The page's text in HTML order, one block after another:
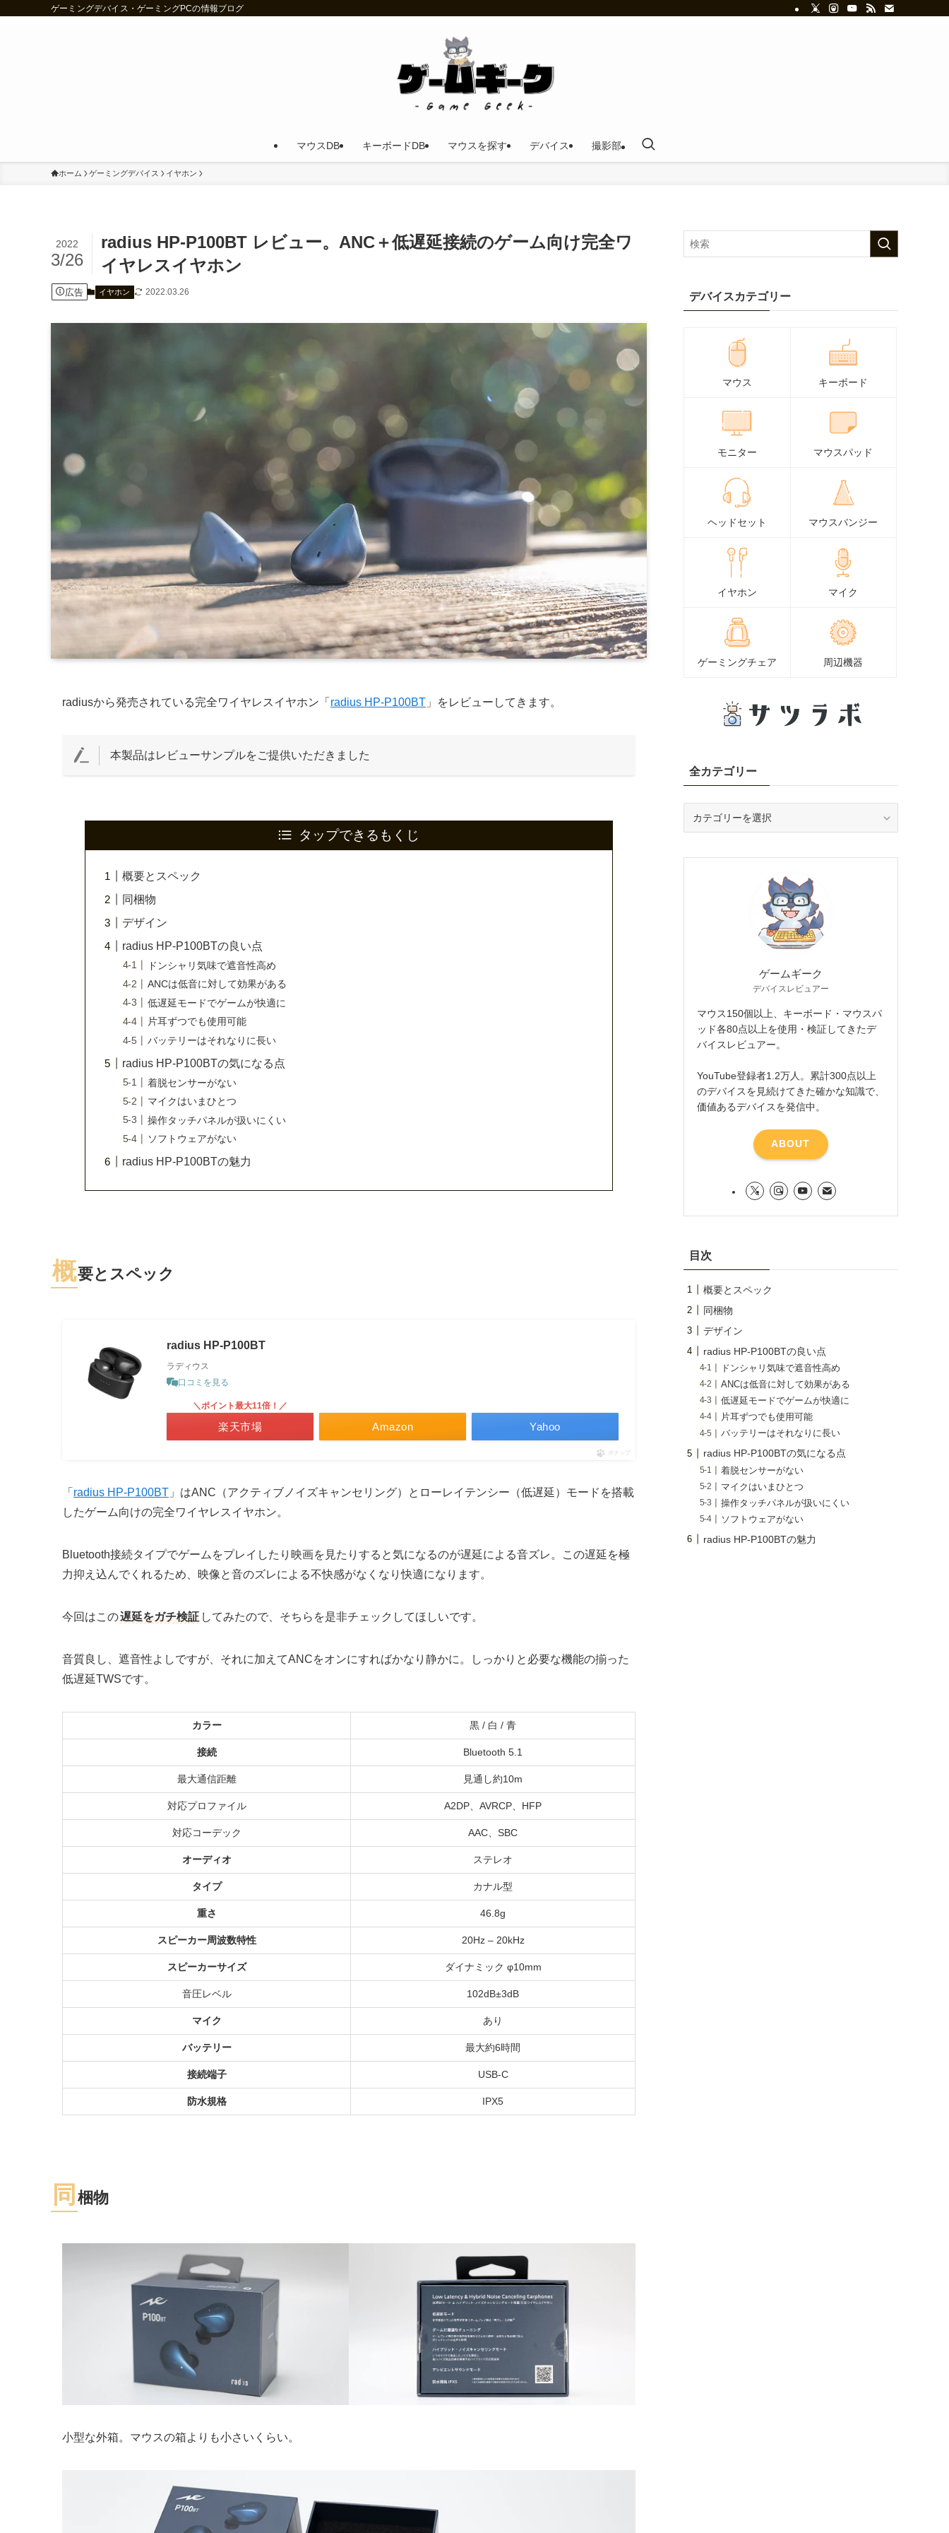
ゲーミングデバイス・ゲーミングPCの情報ブログ
マウスDB キーボードDB マウスを探す デバイス 撮影部
ホーム ゲーミングデバイス イヤホン
radius HP-P100BT レビュー。ANC＋低遅延接続のゲーム向け完全ワ
イヤレスイヤホン
2022
3/26
広告 イヤホン 2022.03.26
radiusから発売されている完全ワイヤレスイヤホン「 radius HP-P100BT 」をレビューしてきます。
本製品はレビューサンプルをご提供いただきました
タップできるもくじ
概要とスペック
同梱物
デザイン
radius HP-P100BTの良い点
ドンシャリ気味で遮音性高め
ANCは低音に対して効果がある
低遅延モードでゲームが快適に
片耳ずつでも使用可能
バッテリーはそれなりに長い
radius HP-P100BTの気になる点
着脱センサーがない
マイクはいまひとつ
操作タッチパネルが扱いにくい
ソフトウェアがない
radius HP-P100BTの魅力
概要とスペック
radius HP-P100BT
ラディウス
口コミを見る
Amazon
＼ポイント最大11倍！／
楽天市場 Yahoo
ポチップ
「 radius HP-P100BT 」はANC（アクティブノイズキャンセリング）とローレイテンシー（低遅延）モードを搭載
したゲーム向けの完全ワイヤレスイヤホン。
Bluetooth接続タイプでゲームをプレイしたり映画を見たりすると気になるのが遅延による音ズレ。この遅延を極
力抑え込んでくれるため、映像と音のズレによる不快感がなくなり快適になります。
今回はこの遅延をガチ検証 してみたので、そちらを是非チェックしてほしいです。
音質良し、遮音性よしですが、それに加えてANCをオンにすればかなり静かに。しっかりと必要な機能の揃った
低遅延TWSです。
カラー 黒 / 白 / 青
接続 Bluetooth 5.1
最大通信距離 見通し約10m
対応プロファイル A2DP、AVRCP、HFP
対応コーデック AAC、SBC
オーディオ ステレオ
タイプ カナル型
重さ 46.8g
スピーカー周波数特性 20Hz – 20kHz
スピーカーサイズ ダイナミック φ10mm
音圧レベル 102dB±3dB
マイク あり
バッテリー 最大約6時間
接続端子 USB-C
防水規格 IPX5
同 梱物
小型な外箱。マウスの箱よりも小さいくらい。
デバイスカテゴリー
マウス キーボード
モニター マウスパッド
ヘッドセット マウスバンジー
イヤホン マイク
ゲーミングチェア 周辺機器
全カテゴリー
ゴ
ゲームギーク
デバイスレビュアー
マウス150個以上、キーボード・マウスパ
ッド各80点以上を使用・検証してきたデ
バイスレビュアー。
YouTube登録者1.2万人。累計300点以上
のデバイスを見続けてきた確かな知識で、
価値あるデバイスを発信中。
ABOUT
目次
概要とスペック
同梱物
デザイン
radius HP-P100BTの良い点
ドンシャリ気味で遮音性高め
ANCは低音に対して効果がある
低遅延モードでゲームが快適に
片耳ずつでも使用可能
バッテリーはそれなりに長い
radius HP-P100BTの気になる点
着脱センサーがない
マイクはいまひとつ
操作タッチパネルが扱いにくい
ソフトウェアがない
radius HP-P100BTの魅力